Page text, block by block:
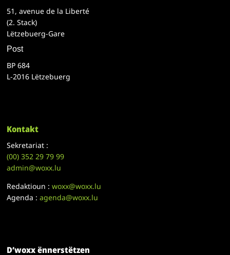
51, avenue de la Liberté
(2. Stack)
Lëtzebuerg-Gare
Post
BP 684
L-2016 Lëtzebuerg
Kontakt
Sekretariat :
(00)352 29 79 99
admin@woxx.lu
Redaktioun :woxx@woxx.lu
Agenda :agenda@woxx.lu
D’woxx ënnerstëtzen